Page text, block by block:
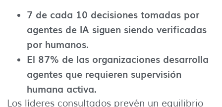
7 de cada 10 decisiones tomadas por
agentes de IA siguen siendo verificadas
por humanos.
El 87% de las organizaciones desarrolla
agentes que requieren supervisión
humana activa.
Los líderes consultados prevén un equilibrio